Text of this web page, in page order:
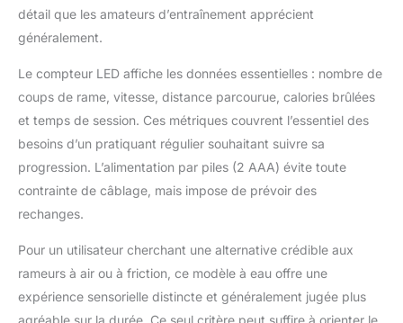
détail que les amateurs d’entraînement apprécient
généralement.
Le compteur LED affiche les données essentielles : nombre de
coups de rame, vitesse, distance parcourue, calories brûlées
et temps de session. Ces métriques couvrent l’essentiel des
besoins d’un pratiquant régulier souhaitant suivre sa
progression. L’alimentation par piles (2 AAA) évite toute
contrainte de câblage, mais impose de prévoir des
rechanges.
Pour un utilisateur cherchant une alternative crédible aux
rameurs à air ou à friction, ce modèle à eau offre une
expérience sensorielle distincte et généralement jugée plus